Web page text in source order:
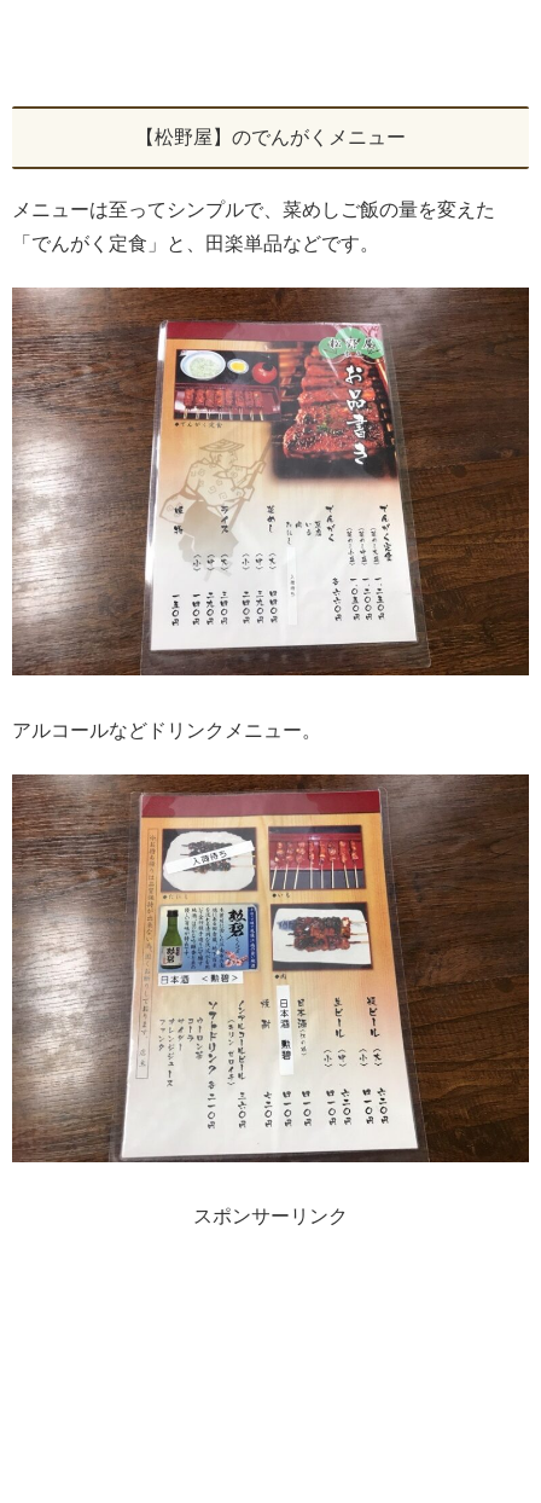
【松野屋】のでんがくメニュー
メニューは至ってシンプルで、菜めしご飯の量を変えた
「でんがく定食」と、田楽単品などです。
アルコールなどドリンクメニュー。
スポンサーリンク